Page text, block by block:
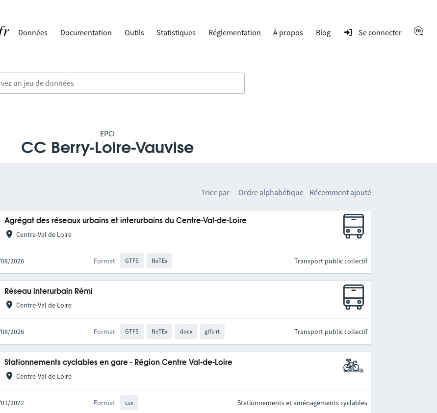
Données Documentation Outils Statistiques Réglementation À propos Blog Se connecter
EPCI
CC Berry-Loire-Vauvise
Trier par Ordre alphabétique Récemment ajouté
Agrégat des réseaux urbains et interurbains du Centre-Val-de-Loire
Centre-Val de Loire
2026 Format GTFS NeTEx Transport public collectif
Réseau interurbain Rémi
Centre-Val de Loire
2026 Format GTFS NeTEx docx gtfs-rt Transport public collectif
Stationnements cyclables en gare - Région Centre Val-de-Loire
Centre-Val de Loire
2022 Format csv Stationnements et aménagements cyclables